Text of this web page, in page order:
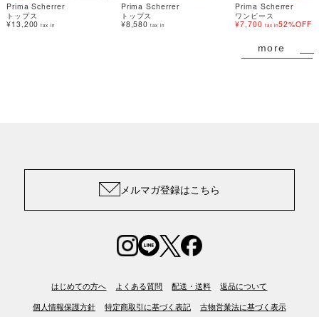
Prima Scherrer
トップス
¥13,200 tax in
Prima Scherrer
トップス
¥8,580 tax in
Prima Scherrer
ワンピース
¥7,700 tax in52%OFF
more
メルマガ登録はこちら
はじめての方へ よくある質問 配送・送料 返品について
個人情報保護方針 特定商取引に基づく表記 古物営業法に基づく表示